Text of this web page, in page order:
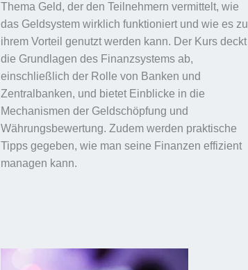
Thema Geld, der den Teilnehmern vermittelt, wie
das Geldsystem wirklich funktioniert und wie es zu
ihrem Vorteil genutzt werden kann. Der Kurs deckt
die Grundlagen des Finanzsystems ab,
einschließlich der Rolle von Banken und
Zentralbanken, und bietet Einblicke in die
Mechanismen der Geldschöpfung und
Währungsbewertung. Zudem werden praktische
Tipps gegeben, wie man seine Finanzen effizient
managen kann.